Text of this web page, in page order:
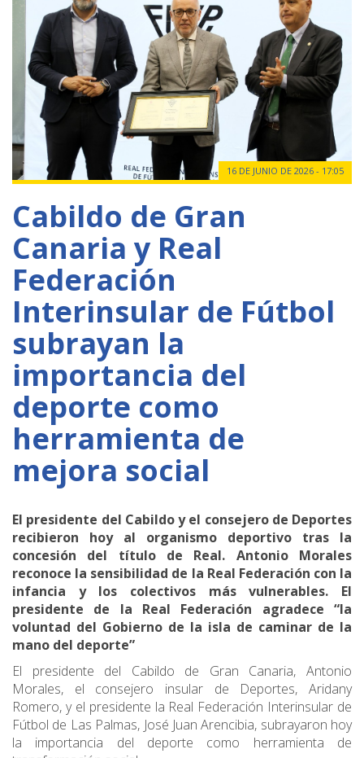
16 DE JUNIO DE 2026 - 17:05
Cabildo de Gran
Canaria y Real
Federación
Interinsular de Fútbol
subrayan la
importancia del
deporte como
herramienta de
mejora social
El presidente del Cabildo y el consejero de Deportes
recibieron hoy al organismo deportivo tras la
concesión del título de Real. Antonio Morales
reconoce la sensibilidad de la Real Federación con la
infancia y los colectivos más vulnerables. El
presidente de la Real Federación agradece “la
voluntad del Gobierno de la isla de caminar de la
mano del deporte”
El presidente del Cabildo de Gran Canaria, Antonio
Morales, el consejero insular de Deportes, Aridany
Romero, y el presidente la Real Federación Interinsular de
Fútbol de Las Palmas, José Juan Arencibia, subrayaron hoy
la importancia del deporte como herramienta de